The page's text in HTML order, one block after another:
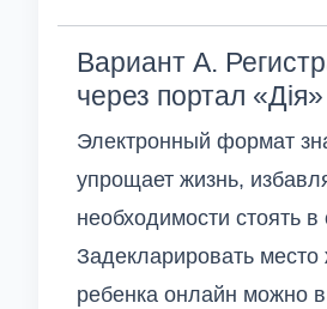
Вариант А.
через портал
Электронный формат
упрощает жизнь,
необходимости стоять в
Задекларировать место
ребенка онлайн можно